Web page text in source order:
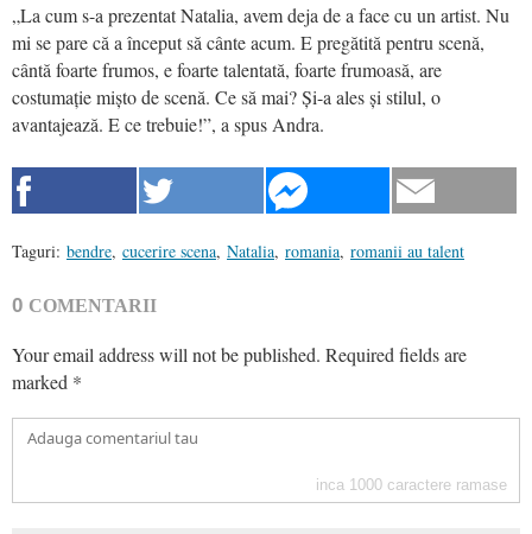
„La cum s-a prezentat Natalia, avem deja de a face cu un artist. Nu
mi se pare că a început să cânte acum. E pregătită pentru scenă,
cântă foarte frumos, e foarte talentată, foarte frumoasă, are
costumație mișto de scenă. Ce să mai? Și-a ales și stilul, o
avantajează. E ce trebuie!”, a spus Andra.
Taguri: bendre, cucerire scena, Natalia, romania, romanii au talent
0 COMENTARII
Your email address will not be published. Required fields are
marked *
inca 1000 caractere ramase